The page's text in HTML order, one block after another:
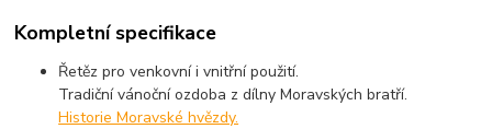
Kompletní specifikace
Řetěz pro venkovní i vnitřní použití.
Tradiční vánoční ozdoba z dílny Moravských bratří.
Historie Moravské hvězdy.